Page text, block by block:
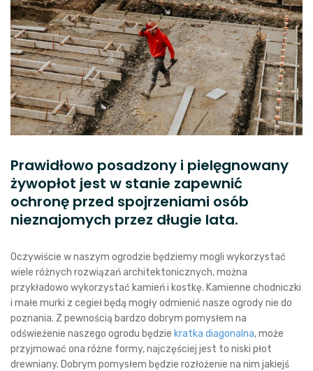
Prawidłowo posadzony i pielęgnowany
żywopłot jest w stanie zapewnić
ochronę przed spojrzeniami osób
nieznajomych przez długie lata.
Oczywiście w naszym ogrodzie będziemy mogli wykorzystać
wiele różnych rozwiązań architektonicznych, można
przykładowo wykorzystać kamień i kostkę. Kamienne chodniczki
i małe murki z cegieł będą mogły odmienić nasze ogrody nie do
poznania. Z pewnością bardzo dobrym pomysłem na
odświeżenie naszego ogrodu będzie kratka diagonalna, może
przyjmować ona różne formy, najczęściej jest to niski płot
drewniany. Dobrym pomysłem będzie rozłożenie na nim jakiejś